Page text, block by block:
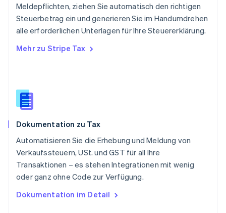
Meldepflichten, ziehen Sie automatisch den richtigen
Steuerbetrag ein und generieren Sie im Handumdrehen
alle erforderlichen Unterlagen für Ihre Steuererklärung.
Mehr zu Stripe Tax
Dokumentation zu Tax
Automatisieren Sie die Erhebung und Meldung von
Verkaufssteuern, USt. und GST für all Ihre
Transaktionen – es stehen Integrationen mit wenig
oder ganz ohne Code zur Verfügung.
Dokumentation im Detail
Schweiz
DeutschFrançaisItalianoEnglish
Singapur
Slowakei
Sonderverwaltungsregion Hongkong,
China
Spanien
EspañolEnglish
Thailand
Tschechische Republik
English
English